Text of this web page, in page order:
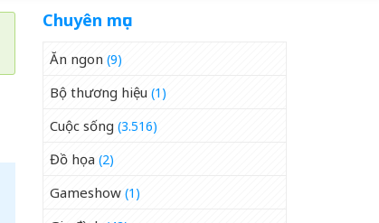
Chuyên mục
Ăn ngon (9)
Bộ thương hiệu (1)
Cuộc sống (3.516)
Đồ họa (2)
Gameshow (1)